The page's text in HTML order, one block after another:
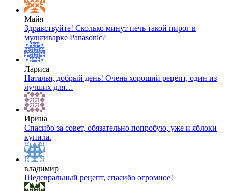
Майя
Здравствуйте! Сколько минут печь такой пирог в
мультиварке Panasonic?
Лариса
Наталья, добрый день! Очень хороший рецепт, один из
лучших для…
Ирина
Спасибо за совет, обязательно попробую, уже и яблоки
купила.
владимир
Шедевральный рецепт, спасибо огромное!